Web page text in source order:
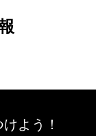
よう！